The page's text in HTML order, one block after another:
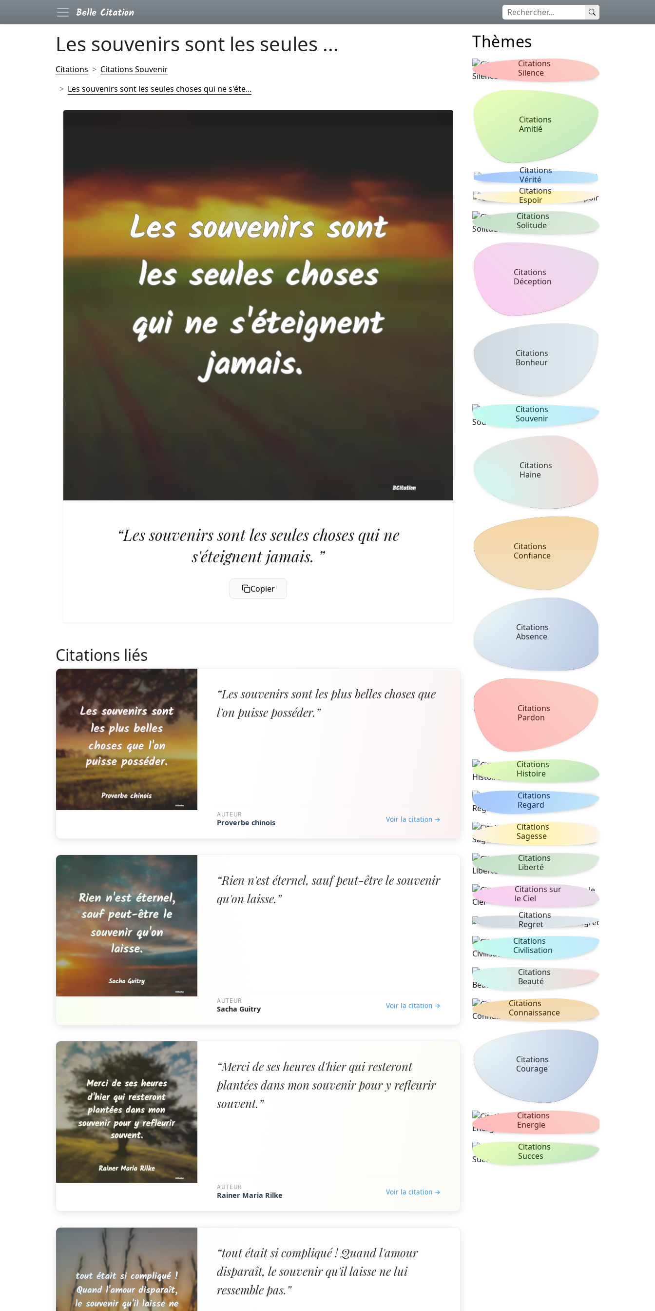
Les souvenirs sont les seules ...
Citations
Citations Souvenir
Les souvenirs sont les seules choses qui ne s'éte...
“Les souvenirs sont les seules choses qui ne
s'éteignent jamais. ”
Copier
Citations liés
“Les souvenirs sont les plus belles choses que
l'on puisse posséder.”
AUTEUR
Proverbe chinois Voir la citation →
“Rien n'est éternel, sauf peut-être le souvenir
qu'on laisse.”
AUTEUR
Sacha Guitry Voir la citation →
“Merci de ses heures d'hier qui resteront
plantées dans mon souvenir pour y refleurir
souvent.”
AUTEUR
Rainer Maria Rilke Voir la citation →
“tout était si compliqué ! Quand l'amour
disparaît, le souvenir qu'il laisse ne lui
ressemble pas.”
Thèmes
Citations
Silence
Citations
Amitié
Citations
Vérité
Citations
Espoir
Citations
Solitude
Citations
Déception
Citations
Bonheur
Citations
Souvenir
Citations
Haine
Citations
Confiance
Citations
Absence
Citations
Pardon
Citations
Histoire
Citations
Regard
Citations
Sagesse
Citations
Liberté
Citations sur
le Ciel
Citations
Regret
Citations
Civilisation
Citations
Beauté
Citations
Connaissance
Citations
Courage
Citations
Energie
Citations
Succes